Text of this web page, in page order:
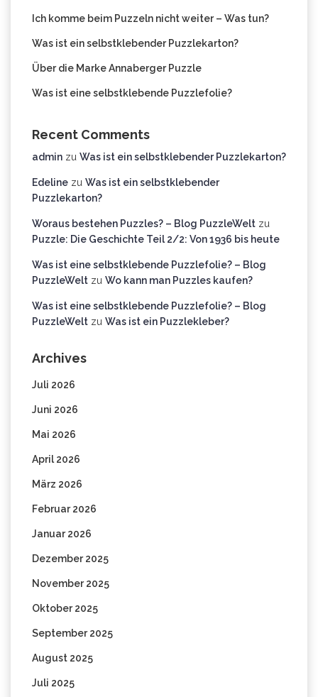
Ich komme beim Puzzeln nicht weiter – Was tun?
Was ist ein selbstklebender Puzzlekarton?
Über die Marke Annaberger Puzzle
Was ist eine selbstklebende Puzzlefolie?
Recent Comments
admin zu Was ist ein selbstklebender Puzzlekarton?
Edeline zu Was ist ein selbstklebender
Puzzlekarton?
Woraus bestehen Puzzles? – Blog PuzzleWelt zu
Puzzle: Die Geschichte Teil 2/2: Von 1936 bis heute
Was ist eine selbstklebende Puzzlefolie? – Blog
PuzzleWelt zu Wo kann man Puzzles kaufen?
Was ist eine selbstklebende Puzzlefolie? – Blog
PuzzleWelt zu Was ist ein Puzzlekleber?
Archives
Juli 2026
Juni 2026
Mai 2026
April 2026
März 2026
Februar 2026
Januar 2026
Dezember 2025
November 2025
Oktober 2025
September 2025
August 2025
Juli 2025